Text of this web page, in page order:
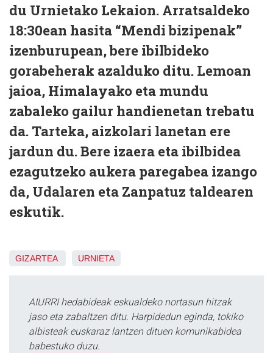
du Urnietako Lekaion. Arratsaldeko
18:30ean hasita “Mendi bizipenak”
izenburupean, bere ibilbideko
gorabeherak azalduko ditu. Lemoan
jaioa, Himalayako eta mundu
zabaleko gailur handienetan trebatu
da. Tarteka, aizkolari lanetan ere
jardun du. Bere izaera eta ibilbidea
ezagutzeko aukera paregabea izango
da, Udalaren eta Zanpatuz taldearen
eskutik.
GIZARTEA URNIETA
AIURRI hedabideak eskualdeko nortasun hitzak
jaso eta zabaltzen ditu. Harpidedun eginda, tokiko
albisteak euskaraz lantzen dituen komunikabidea
babestuko duzu.